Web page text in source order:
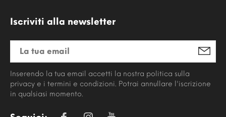
Iscriviti alla newsletter
Inserendo la tua email accetti la nostra politica sulla
privacy e i termini e condizioni. Potrai annullare l'iscrizione
in qualsiasi momento.